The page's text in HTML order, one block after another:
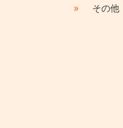
» その他